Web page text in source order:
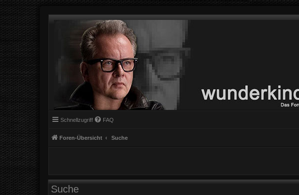
Schnellzugriff FAQ
Foren-Übersicht Suche
Suche